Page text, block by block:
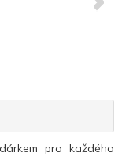
pro každého